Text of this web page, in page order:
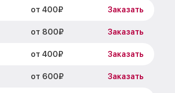
от 400₽ Заказать
от 800₽ Заказать
от 400₽ Заказать
от 600₽ Заказать